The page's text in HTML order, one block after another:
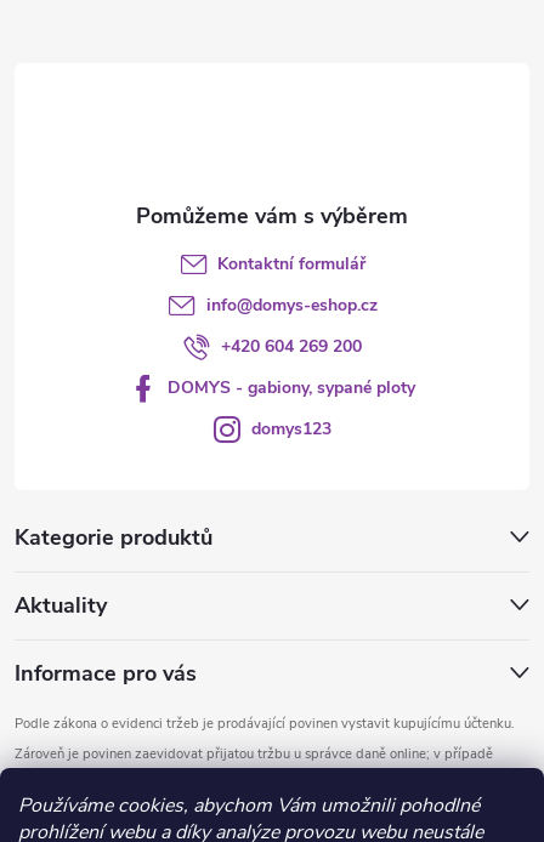
Používáme cookies, abychom Vám umožnili pohodlné
prohlížení webu a díky analýze provozu webu neustále
Kategorie produktů
Aktuality
Informace pro vás
Podle zákona o evidenci tržeb je prodávající povinen vystavit kupujícímu účtenku.
Zároveň je povinen zaevidovat přijatou tržbu u správce daně online; v případě
Kontaktní formulář
info@domys-eshop.cz
+420 604 269 200
DOMYS - gabiony, sypané ploty
domys123